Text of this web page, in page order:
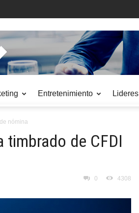
Entretenimiento Lideres
nómina
timbrado de CFDI
0 4308